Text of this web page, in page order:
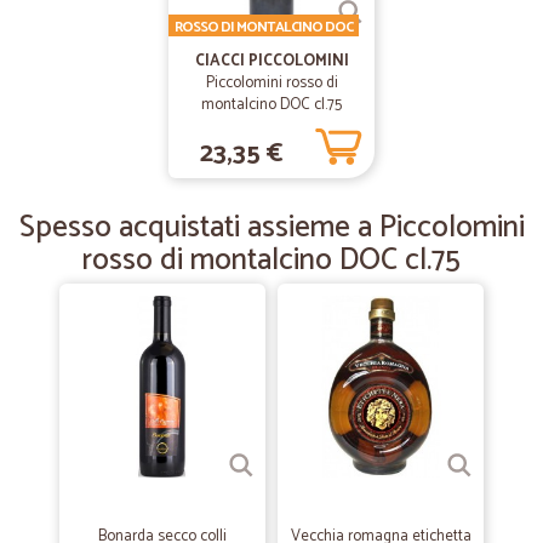
Tiziana M.
Tutto ok merce arrivata perfettamente…
Tutto ok merce arrivata perfettamente in tre giorni
30/05/2020
—.
Ottimo
Ottimo, tutto. Grazie
Nell'arco delle 24 ore mi è stata…
Nell'arco delle 24 ore mi è stata recapitata la merce ordinata
esattamente corrispondente ai miei ordini.
CIACCI PICCOLOMINI
Piccolomini rosso di
montalcino DOC cl.75
ROSSO DI MONTALCINO DOC
23,35 €
Spesso acquistati assieme a Piccolomini
rosso di montalcino DOC cl.75
Bonarda secco colli
Vecchia romagna etichetta